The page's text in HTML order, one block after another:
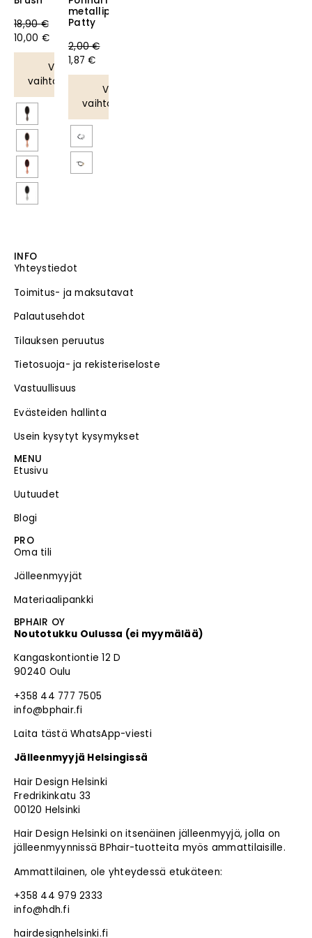
18,90€
10,00 €
Valitse
vaihtoehdoista
metallipalloilla
Patty
2,00€
1,87€
Valitse
vaihtoehdoista
INFO
Yhteystiedot
Toimitus- ja maksutavat
Palautusehdot
Tilauksen peruutus
Tietosuoja- ja rekisteriseloste
Vastuullisuus
Evästeiden hallinta
Usein kysytyt kysymykset
MENU
Etusivu
Uutuudet
Blogi
PRO
Oma tili
Jälleenmyyjät
Materiaalipankki
BPHAIR OY
Noutotukku Oulussa (ei myymälää)
Kangaskontiontie 12 D
90240 Oulu
+358 44 777 7505
info@bphair.fi
Laita tästä WhatsApp-viesti
Jälleenmyyjä Helsingissä
Hair Design Helsinki
Fredrikinkatu 33
00120 Helsinki
Hair Design Helsinki on itsenäinen jälleenmyyjä, jolla on
jälleenmyynnissä BPhair-tuotteita myös ammattilaisille.
Ammattilainen, ole yhteydessä etukäteen:
+358 44 979 2333
info@hdh.fi
hairdesignhelsinki.fi